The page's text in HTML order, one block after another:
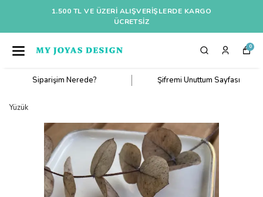
1.500 TL VE ÜZERI ALIŞVERIŞLERDE KARGO
ÜCRETSİZ
0
Siparişim Nerede? Şifremi Unuttum Sayfası
Yüzük